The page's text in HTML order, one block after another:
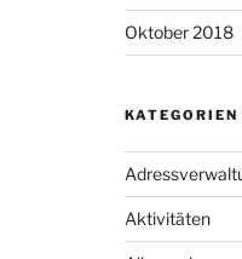
Oktober 2018
KATEGORIEN
Aktivitäten